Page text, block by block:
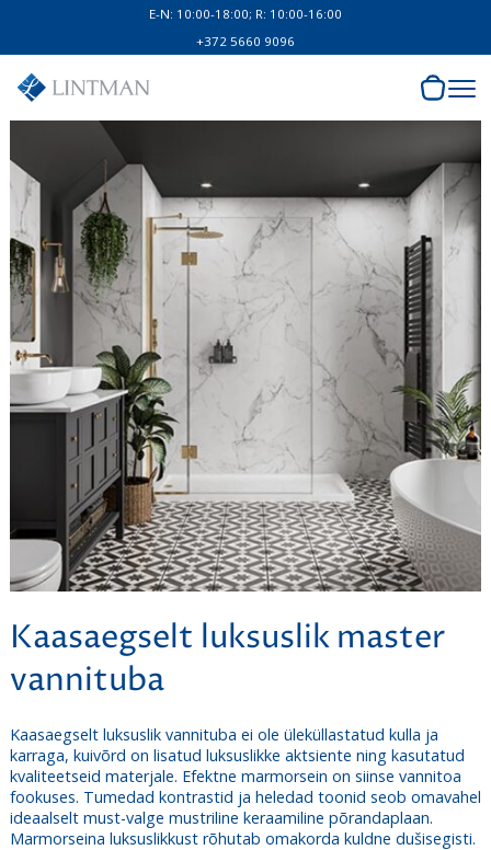
E-N: 10:00-18:00; R: 10:00-16:00
+372 5660 9096
Kaasaegselt luksuslik master
vannituba
Kaasaegselt luksuslik vannituba ei ole üleküllastatud kulla ja
karraga, kuivõrd on lisatud luksuslikke aktsiente ning kasutatud
kvaliteetseid materjale. Efektne marmorsein on siinse vannitoa
fookuses. Tumedad kontrastid ja heledad toonid seob omavahel
ideaalselt must-valge mustriline keraamiline põrandaplaan.
Marmorseina luksuslikkust rõhutab omakorda kuldne dušisegisti.